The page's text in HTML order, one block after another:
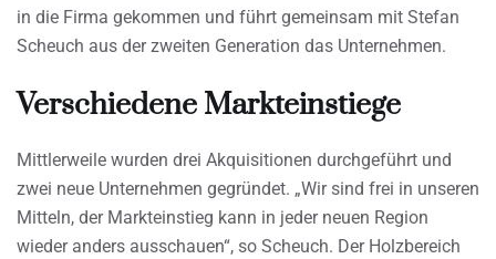
in die Firma gekommen und führt gemeinsam mit Stefan
Scheuch aus der zweiten Generation das Unternehmen.
Verschiedene Markteinstiege
Mittlerweile wurden drei Akquisitionen durchgeführt und
zwei neue Unternehmen gegründet. „Wir sind frei in unseren
Mitteln, der Markteinstieg kann in jeder neuen Region
wieder anders ausschauen“, so Scheuch. Der Holzbereich